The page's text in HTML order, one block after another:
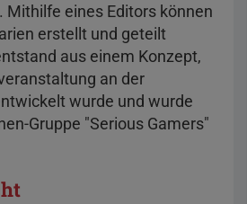
Mithilfe eines Editors können
erstellt und geteilt
aus einem Konzept,
an der
wurde und wurde
Gruppe "Serious Gamers"